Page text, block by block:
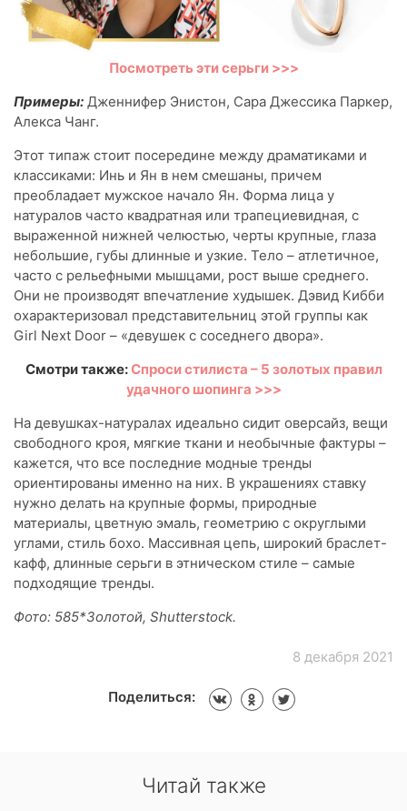
Посмотреть эти серьги >>>
Примеры: Дженнифер Энистон, Сара Джессика Паркер,
Алекса Чанг.
Этот типаж стоит посередине между драматиками и
классиками: Инь и Ян в нем смешаны, причем
преобладает мужское начало Ян. Форма лица у
натуралов часто квадратная или трапециевидная, с
выраженной нижней челюстью, черты крупные, глаза
небольшие, губы длинные и узкие. Тело – атлетичное,
часто с рельефными мышцами, рост выше среднего.
Они не производят впечатление худышек. Дэвид Кибби
охарактеризовал представительниц этой группы как
Girl Next Door – «девушек с соседнего двора».
Смотри также:Спроси стилиста – 5 золотых правил
удачного шопинга >>>
На девушках-натуралах идеально сидит оверсайз, вещи
свободного кроя, мягкие ткани и необычные фактуры –
кажется, что все последние модные тренды
ориентированы именно на них. В украшениях ставку
нужно делать на крупные формы, природные
материалы, цветную эмаль, геометрию с округлыми
углами, стиль бохо. Массивная цепь, широкий браслет-
кафф, длинные серьги в этническом стиле – самые
подходящие тренды.
Фото: 585*Золотой, Shutterstock.
8 декабря 2021
Поделиться:
Читай также